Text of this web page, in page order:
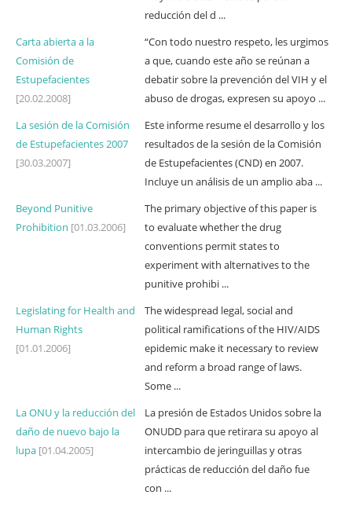
reducción del d ...
Carta abierta a la
Comisión de
Estupefacientes
[20.02.2008]
“Con todo nuestro respeto, les urgimos
a que, cuando este año se reúnan a
debatir sobre la prevención del VIH y el
abuso de drogas, expresen su apoyo ...
La sesión de la Comisión
de Estupefacientes 2007
[30.03.2007]
Este informe resume el desarrollo y los
resultados de la sesión de la Comisión
de Estupefacientes (CND) en 2007.
Incluye un análisis de un amplio aba ...
Beyond Punitive
Prohibition [01.03.2006]
The primary objective of this paper is
to evaluate whether the drug
conventions permit states to
experiment with alternatives to the
punitive prohibi ...
Legislating for Health and
Human Rights
[01.01.2006]
The widespread legal, social and
political ramifications of the HIV/AIDS
epidemic make it necessary to review
and reform a broad range of laws.
Some ...
La ONU y la reducción del
daño de nuevo bajo la
lupa [01.04.2005]
La presión de Estados Unidos sobre la
ONUDD para que retirara su apoyo al
intercambio de jeringuillas y otras
prácticas de reducción del daño fue
con ...